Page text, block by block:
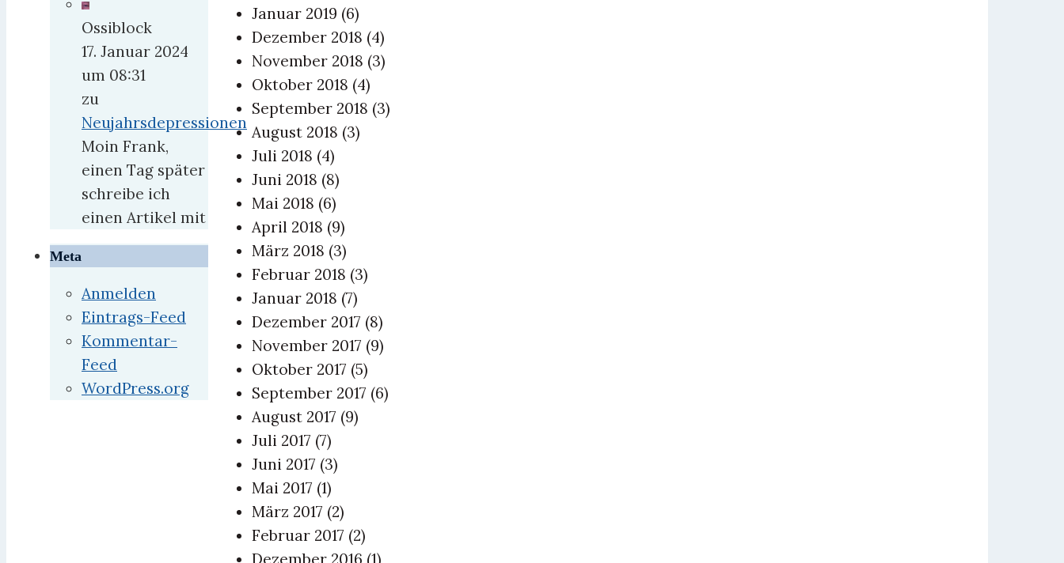
Januar 2019 (6)
Dezember 2018 (4)
November 2018 (3)
Oktober 2018 (4)
September 2018 (3)
August 2018 (3)
Juli 2018 (4)
Juni 2018 (8)
Mai 2018 (6)
April 2018 (9)
März 2018 (3)
Februar 2018 (3)
Januar 2018 (7)
Dezember 2017 (8)
November 2017 (9)
Oktober 2017 (5)
September 2017 (6)
August 2017 (9)
Juli 2017 (7)
Juni 2017 (3)
Mai 2017 (1)
März 2017 (2)
Februar 2017 (2)
Dezember 2016 (1)
Ossiblock
17. Januar 2024
um 08:31
zu
Neujahrsdepressionen
Moin Frank,
einen Tag später
schreibe ich
einen Artikel mit
Meta
Anmelden
Eintrags-Feed
Kommentar-
Feed
WordPress.org